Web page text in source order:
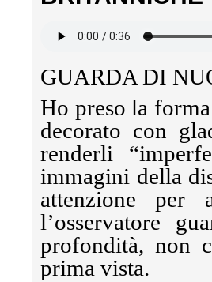
GUARDA DI
Ho preso la
decorato con
renderli
immagini della
attenzione per
l’osservatore
profondità, non
prima vista.